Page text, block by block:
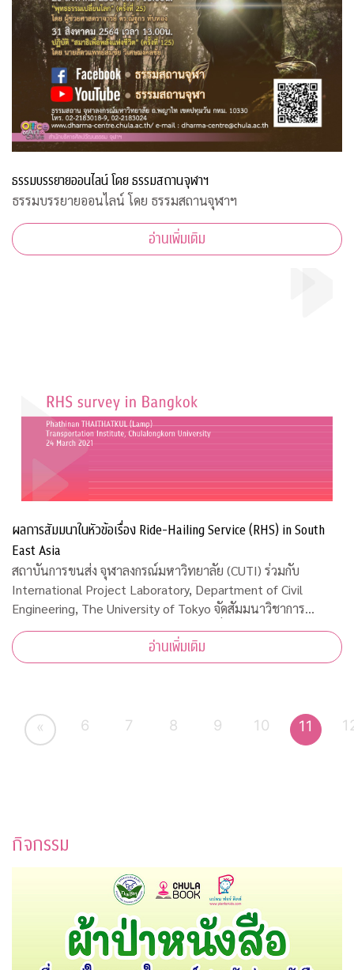
ธรรมบรรยายออนไลน์ โดย ธรรมสถานจุฬาฯ
ธรรมบรรยายออนไลน์ โดย ธรรมสถานจุฬาฯ
อ่านเพิ่มเติม
ผลการสัมมนาในหัวข้อเรื่อง Ride-Hailing Service (RHS) in South
East Asia
สถาบันการขนส่ง จุฬาลงกรณ์มหาวิทยาลัย (CUTI) ร่วมกับ
International Project Laboratory, Department of Civil
Engineering, The University of Tokyo จัดสัมมนาวิชาการ
ออนไลน์และเผยผลการสัมมนาในหัวข้อเรื่อง Ride-Hailing
Service (RHS) in South East Asia เมื่อวันพุธ
อ่านเพิ่มเติม
« 6 7 8 9 10 11
กิจกรรม